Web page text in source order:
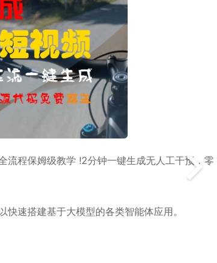
流程保姆级教学 !2分钟一键生成无人工干预，零
速搭建基于大模型的各类智能体应用。